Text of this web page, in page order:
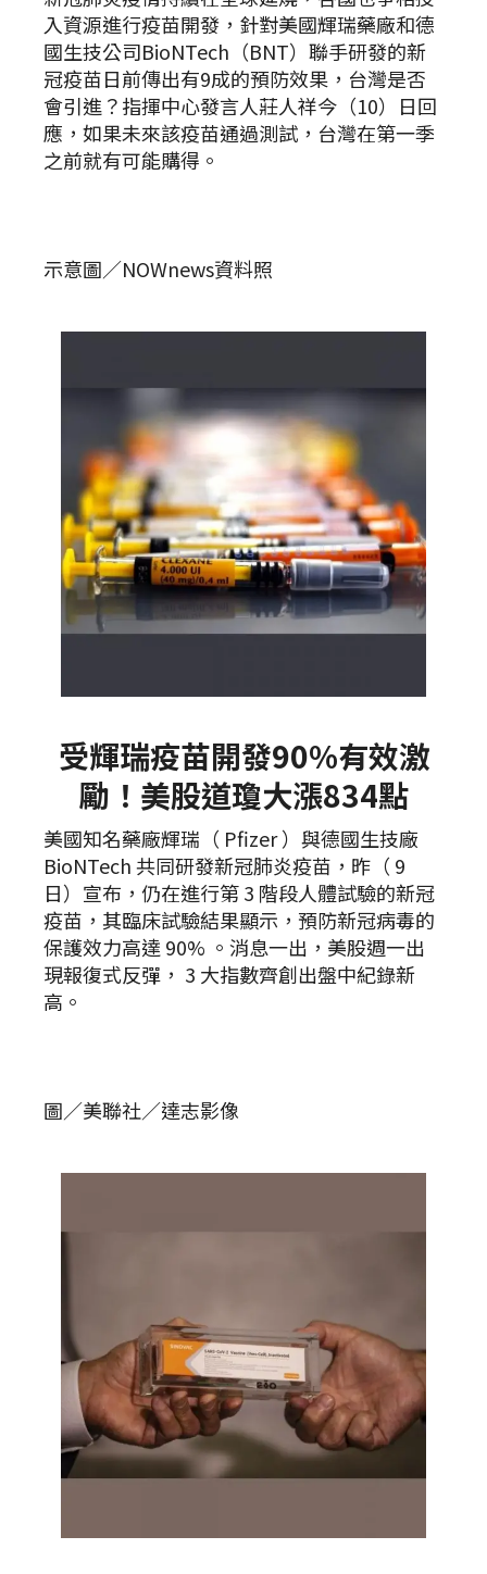
入資源進行疫苗開發，針對美國輝瑞藥廠和德
國生技公司BioNTech（BNT）聯手研發的新
冠疫苗日前傳出有9成的預防效果，台灣是否
會引進？指揮中心發言人莊人祥今（10）日回
應，如果未來該疫苗通過測試，台灣在第一季
之前就有可能購得。
示意圖／NOWnews資料照
受輝瑞疫苗開發90%有效激
勵！美股道瓊大漲834點
美國知名藥廠輝瑞（ Pfizer ）與德國生技廠
BioNTech 共同研發新冠肺炎疫苗，昨（ 9
日）宣布，仍在進行第 3 階段人體試驗的新冠
疫苗，其臨床試驗結果顯示，預防新冠病毒的
保護效力高達 90% 。消息一出，美股週一出
現報復式反彈， 3 大指數齊創出盤中紀錄新
高。
圖／美聯社／達志影像